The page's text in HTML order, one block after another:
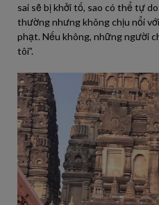
sai sẽ bị khởi tố, sao có thể tự
thường nhưng không chịu nổi
phạt. Nếu không, những người
tôi”.